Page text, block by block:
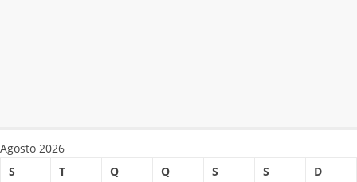
Agosto 2026
S
T Q Q S S
D